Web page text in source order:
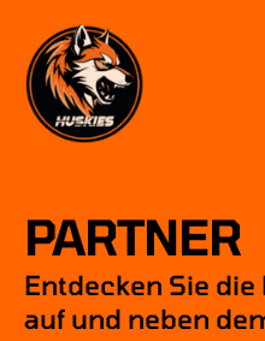
content
PARTNER
Entdecken Sie die
auf und neben